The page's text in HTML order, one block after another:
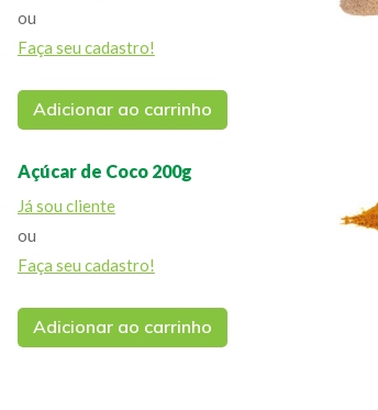
ou
Faça seu cadastro!
Adicionar ao carrinho
Açúcar de Coco 200g
Já sou cliente
ou
Faça seu cadastro!
Adicionar ao carrinho